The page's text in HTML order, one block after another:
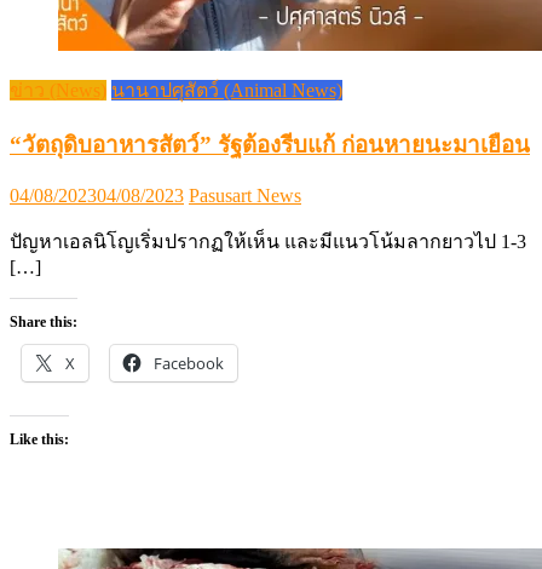
ข่าว (News) นานาปศุสัตว์ (Animal News)
“วัตถุดิบอาหารสัตว์” รัฐต้องรีบแก้ ก่อนหายนะมาเยือน
Posted
04/08/202304/08/2023 Author
Pasusart News
ปัญหาเอลนิโญเริ่มปรากฏให้เห็น และมีแนวโน้มลากยาวไป 1-3
[…]
Share this:
X Facebook
Like this: